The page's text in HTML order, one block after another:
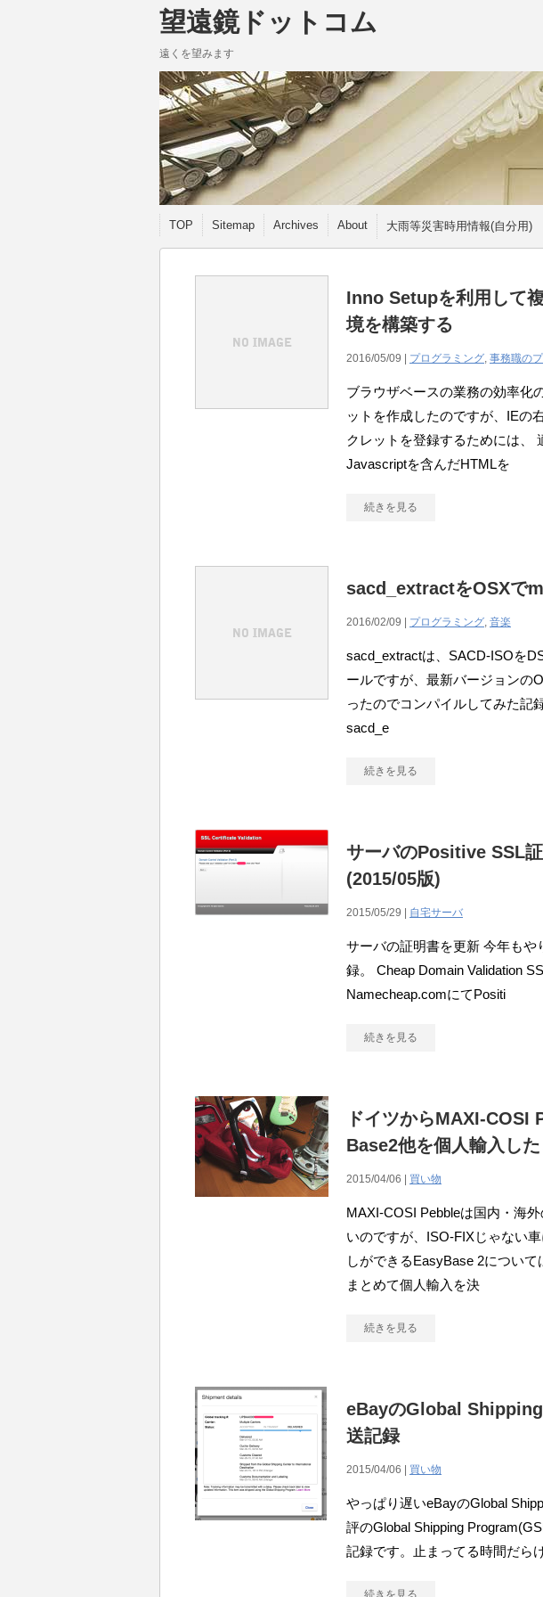
望遠鏡ドットコム
遠くを望みます
TOP Sitemap Archives About 大雨等災害時用情報(自分用)
Inno Setupを利用して
境を構築する
2016/05/09 | プログラミング, 事務職の
ブラウザベースの業務の効率化
ットを作成したのですが、IEの
クレットを登録するためには、
Javascriptを含んだHTMLを
続きを見る
sacd_extractをOSXで
2016/02/09 | プログラミング, 音楽
sacd_extractは、SACD-ISOを
ールですが、最新バージョンの
ったのでコンパイルしてみた記
sacd_e
続きを見る
サーバのPositive SSL
(2015/05版)
2015/05/29 | 自宅サーバ
サーバの証明書を更新 今年もや
録。 Cheap Domain Validation
Namecheap.comにてPositi
続きを見る
ドイツからMAXI-COSI
Base2他を個人輸入し
2015/04/06 | 買い物
MAXI-COSI Pebbleは国内・海
いのですが、ISO-FIXじゃない
しができるEasyBase 2について
まとめて個人輸入を決
続きを見る
eBayのGlobal
送記録
2015/04/06 | 買い物
やっぱり遅いeBayのGlobal
評のGlobal Shipping
記録です。止まってる時間だら
続きを見る